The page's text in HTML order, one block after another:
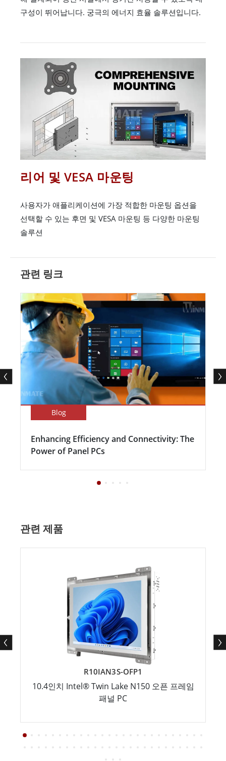
구성이 뛰어납니다. 궁극의 에너지 효율 솔루션입니다.
리어 및 VESA 마운팅
사용자가 애플리케이션에 가장 적합한 마운팅 옵션을
선택할 수 있는 후면 및 VESA 마운팅 등 다양한 마운팅
솔루션
관련 링크
Blog
Enhancing Efficiency and Connectivity: The
Power of Panel PCs
관련 제품
R10IAN3S-OFP1
10.4인치 Intel® Twin Lake N150 오픈 프레임
패널 PC